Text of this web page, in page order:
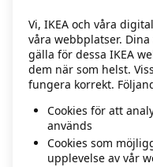
Vi, IKEA och våra
våra webbplatser.
gälla för dessa IKEA
dem när som helst.
fungera korrekt.
Cookies för att
används
Cookies som
upplevelse av vår